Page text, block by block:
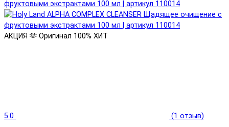
АКЦИЯ 🫶 Оригинал 100% ХИТ
5.0 (1 отзыв)